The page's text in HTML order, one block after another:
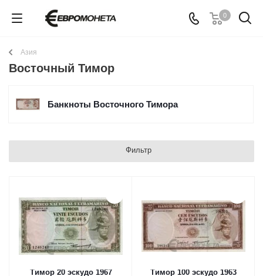
0
Азия
Восточный Тимор
Банкноты Восточного Тимора
Фильтр
Тимор 20 эскудо 1967 Тимор 100 эскудо 1963